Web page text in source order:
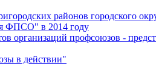
районов городского
ФПСО" в 2014 году
организаций профсоюзов -
в действии"